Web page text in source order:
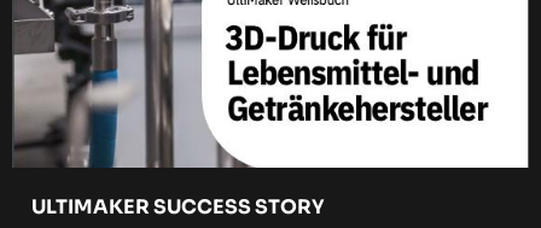
ULTIMAKER SUCCESS STORY